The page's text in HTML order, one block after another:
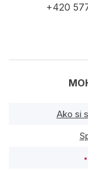
+420
Ako si